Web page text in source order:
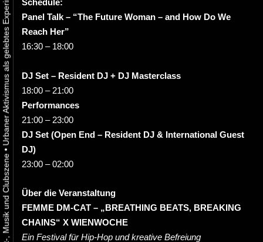
•
Panel Talk – “The Future Woman – and How Do We
Reach Her”
16:30 – 18:00
DJ Set – Resident DJ + DJ Masterclass
18:00 – 21:00
Performances
21:00 – 23:00
DJ Set (Open End – Resident DJ & International Guest
DJ)
23:00 – 02:00
Über die Veranstaltung
FEMME DM-CAT – „BREATHING BEATS, BREAKING
CHAINS“ X WIENWOCHE
Ein Festival für Hip-Hop und kreative Befreiung